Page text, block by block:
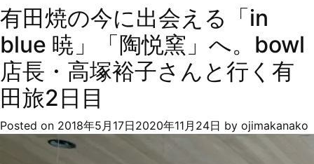
有田焼の今に出会える「in
blue 暁」「陶悦窯」へ。bowl
店長・高塚裕子さんと行く有
田旅2日目
Posted on 2018年5月17日2020年11月24日 by ojimakanako